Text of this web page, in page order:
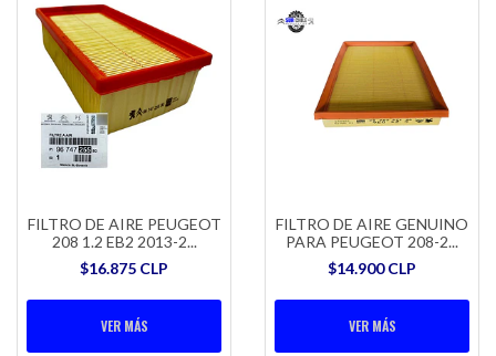
FILTRO DE AIRE PEUGEOT
208 1.2 EB2 2013-2...
$16.875 CLP
VER MÁS
FILTRO DE AIRE GENUINO
PARA PEUGEOT 208-2...
$14.900 CLP
VER MÁS